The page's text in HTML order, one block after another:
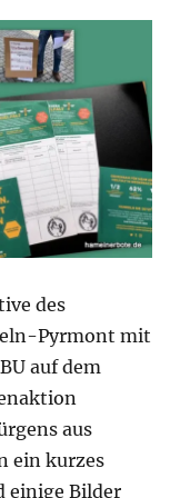
des
Pyrmont mit
auf dem
aus
ein kurzes
einige Bilder